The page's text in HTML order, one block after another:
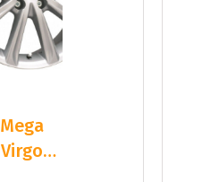
Mega
Virgo